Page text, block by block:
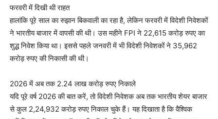
फरवरी में दिखी थी राहत
हालांकि पूरे साल का रुझान बिकवाली का रहा है, लेकिन फरवरी में विदेशी निवेशकों
ने भारतीय बाजार में वापसी की थी। उस महीने FPI ने 22,615 करोड़ रुपए का
शुद्ध निवेश किया था। इससे पहले जनवरी में भी विदेशी निवेशकों ने 35,962
करोड़ रुपए की निकासी की थी।
2026 में अब तक 2.24 लाख करोड़ रुपए निकाले
यदि पूरे वर्ष 2026 की बात करें, तो विदेशी निवेशक अब तक भारतीय शेयर बाजार
से कुल 2,24,932 करोड़ रुपए निकाल चुके हैं। यह दिखाता है कि वैश्विक